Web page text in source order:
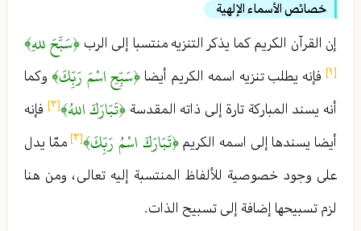
خصائص الأسماء الإلهية
إن القرآن الكريم كما يذكر التنزيه منتسبا إلى الرب ﴿سَبَّحَ للهِ﴾
[١] فإنه يطلب تنزيه اسمه الكريم أيضا ﴿سَبِّحِ اسْمَ رَبِّكَ﴾ وكما
أنه يسند المباركة تارة إلى ذاته المقدسة ﴿تَبَارَكَ اللهُ﴾[٢]
فإنه
أيضا يسندها إلى اسمه الكريم﴿تَبَارَكَ اسْمُ رَبِّكَ﴾[٣]
ممّا يدل
على وجود خصوصية للألفاظ المنتسبة إليه تعالى ، ومن هنا
لزم تسبيحها إضافة إلى تسبيح الذات .